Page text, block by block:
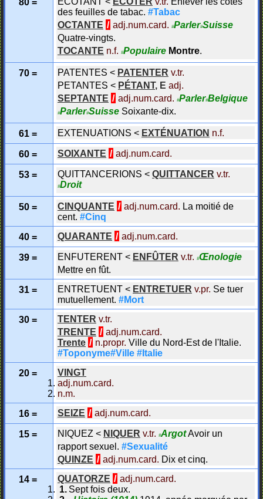
des feuilles de tabac. #Tabac
OCTANTE / adj.num.card. #Parler#Suisse
Quatre-vingts.
TOCANTE n.f. #Populaire Montre.
70 = PATENTES < PATENTER v.tr.
PETANTES < PÉTANT, E adj.
SEPTANTE / adj.num.card. #Parler#Belgique
#Parler#Suisse Soixante-dix.
61 = EXTENUATIONS < EXTÉNUATION n.f.
60 =
SOIXANTE / adj.num.card.
53 =
QUITTANCERIONS < QUITTANCER v.tr.
#Droit
50 = CINQUANTE / adj.num.card. La moitié de
cent. #Cinq
40 =
QUARANTE / adj.num.card.
39 =
ENFUTERENT < ENFÛTER v.tr. #Œnologie
Mettre en fût.
31 =
ENTRETUENT < ENTRETUER v.pr. Se tuer
mutuellement. #Mort
30 =
TENTER v.tr.
TRENTE / adj.num.card.
Trente / n.propr. Ville du Nord-Est de l'Italie.
#Toponyme#Ville #Italie
20 =
VINGT
adj.num.card.
n.m.
16 =
SEIZE / adj.num.card.
15 =
NIQUEZ < NIQUER v.tr. #ArgotAvoir un
rapport sexuel. #Sexualité
QUINZE / adj.num.card. Dix et cinq.
14 =
QUATORZE / adj.num.card.
Sept fois deux.